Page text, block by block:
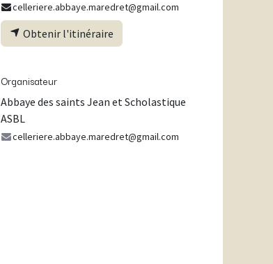
celleriere.abbaye.maredret@gmail.com
Obtenir l'itinéraire
Organisateur
Abbaye des saints Jean et Scholastique
ASBL
celleriere.abbaye.maredret@gmail.com